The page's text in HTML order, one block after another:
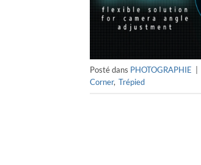
Posté dans PHOTOGRAPHIE
Corner, Trépied